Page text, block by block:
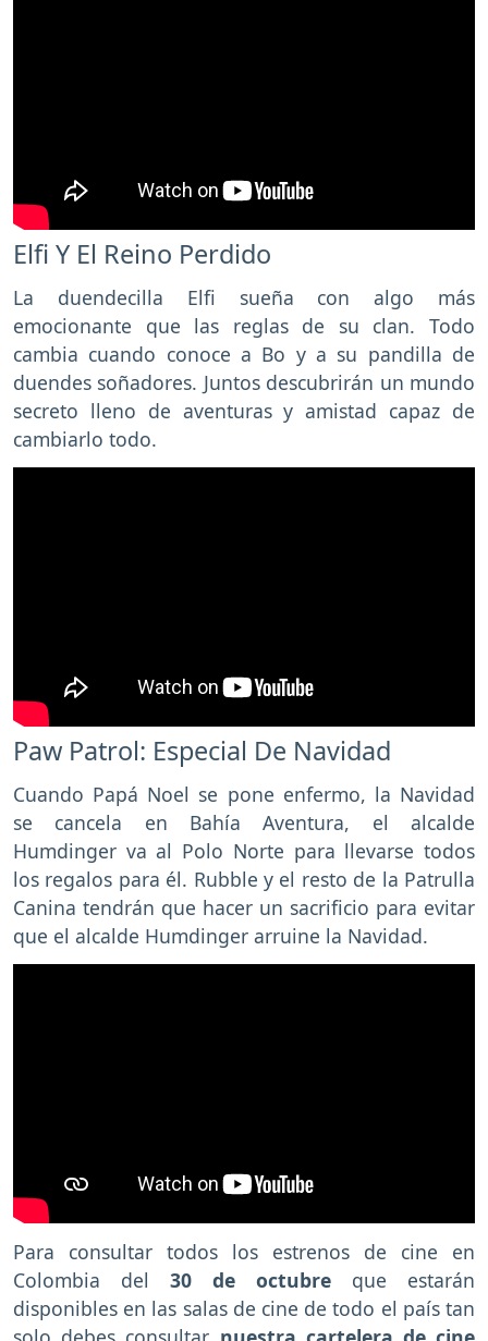
Elfi Y El Reino Perdido
La duendecilla Elfi sueña con algo más
emocionante que las reglas de su clan. Todo
cambia cuando conoce a Bo y a su pandilla de
duendes soñadores. Juntos descubrirán un mundo
secreto lleno de aventuras y amistad capaz de
cambiarlo todo.
Paw Patrol: Especial De Navidad
Cuando Papá Noel se pone enfermo, la Navidad
se cancela en Bahía Aventura, el alcalde
Humdinger va al Polo Norte para llevarse todos
los regalos para él. Rubble y el resto de la Patrulla
Canina tendrán que hacer un sacrificio para evitar
que el alcalde Humdinger arruine la Navidad.
Para consultar todos los estrenos de cine en
Colombia del 30 de octubre que estarán
disponibles en las salas de cine de todo el país tan